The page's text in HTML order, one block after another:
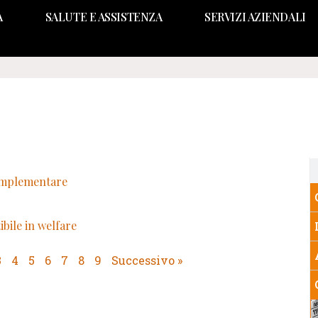
SALUTE E ASSISTENZA SERVIZI AZIENDALI
in welfare
4 5 6 7 8 9 Successivo »